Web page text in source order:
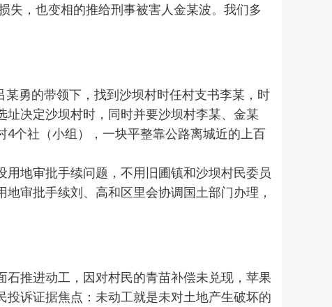
失，也变相的推给刑事被害人金某波。我们多
勇的带领下，找到沙坝村时任村支书李某，时
决定沙坝村时，同时并要沙坝村李某、金某
个社（小组），一块平整靠公路离城近的上百
地审批手续问题，不用旧圃镇和沙坝村民委员
审批手续刘、高和区里会协调国土部门办理，
推进动工，因对村民的青苗补偿未兑现，苹果
诉证据焦点：未动工就是未对土地产生破坏的